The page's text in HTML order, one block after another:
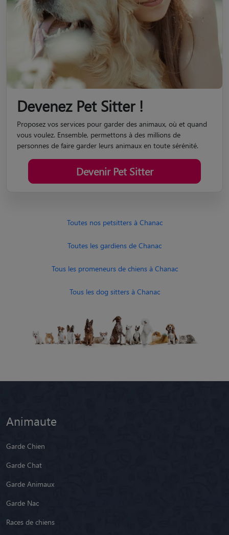
Devenez Pet Sitter !
Proposez vos services pour garder des animaux, où et quand
vous voulez. Ensemble, permettons à des millions de
personnes de faire garder leurs animaux en toute sérénité.
Devenir Pet Sitter
Toutes nos petsitters à Chanac
Toutes les gardiens de Chanac
Tous les promeneurs de chiens à Chanac
Tous les dog sitters à Chanac
Animaute
Garde Chien
Garde Chat
Garde Animaux
Garde Nac
Races de chiens